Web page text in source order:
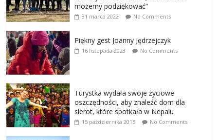
możemy podziękować”
31 marca 2022 No Comments
Piękny gest Joanny Jędrzejczyk
16 listopada 2023 No Comments
Turystka wydała swoje życiowe
oszczędności, aby znaleźć dom dla
sierot, które spotkała w Nepalu
15 października 2015 No Comments